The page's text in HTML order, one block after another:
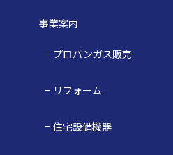
事業案内
プロパンガス販売
リフォーム
住宅設備機器